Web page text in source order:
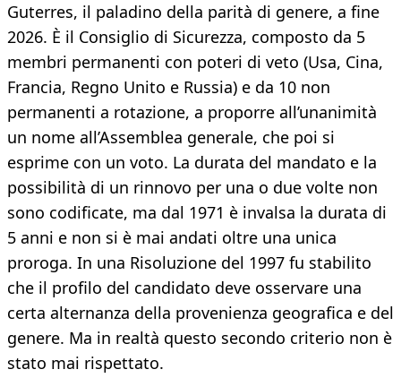
Guterres, il paladino della parità di genere, a fine
2026. È il Consiglio di Sicurezza, composto da 5
membri permanenti con poteri di veto (Usa, Cina,
Francia, Regno Unito e Russia) e da 10 non
permanenti a rotazione, a proporre all’unanimità
un nome all’Assemblea generale, che poi si
esprime con un voto. La durata del mandato e la
possibilità di un rinnovo per una o due volte non
sono codificate, ma dal 1971 è invalsa la durata di
5 anni e non si è mai andati oltre una unica
proroga. In una Risoluzione del 1997 fu stabilito
che il profilo del candidato deve osservare una
certa alternanza della provenienza geografica e del
genere. Ma in realtà questo secondo criterio non è
stato mai rispettato.